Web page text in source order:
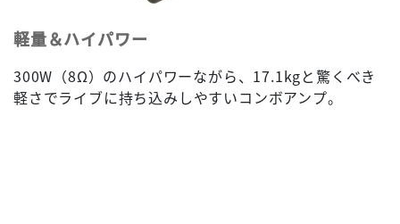
軽量＆ハイパワー
300W（8Ω）のハイパワーながら、17.1kgと驚くべき
軽さでライブに持ち込みしやすいコンボアンプ。